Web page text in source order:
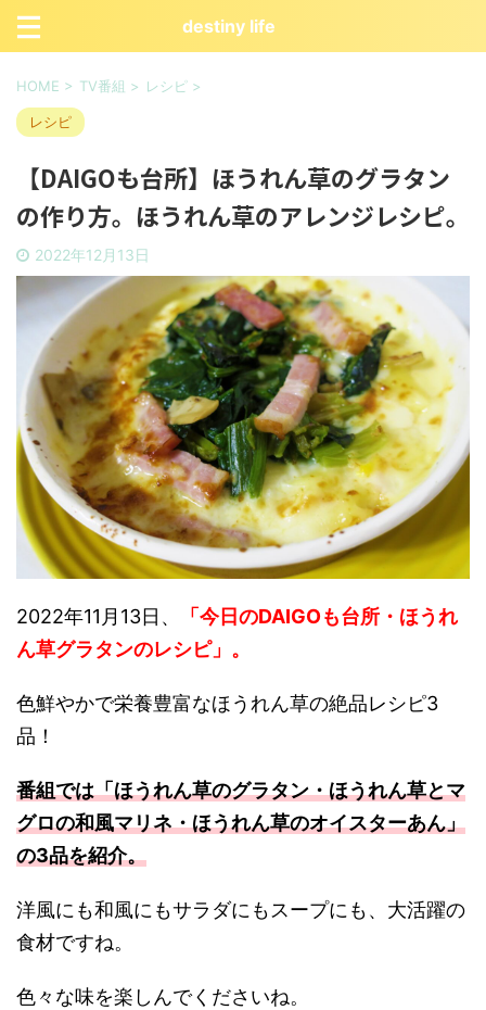
destiny life
HOME > TV番組 > レシピ >
レシピ
【DAIGOも台所】ほうれん草のグラタン
の作り方。ほうれん草のアレンジレシピ。
2022年12月13日
2022年11月13日、
「今日のDAIGOも台所・ほうれ
ん草グラタンのレシピ」 。
色鮮やかで栄養豊富なほうれん草の絶品レシピ3
品！
番組では「ほうれん草のグラタン・ほうれん草とマ
グロの和風マリネ・ほうれん草のオイスターあん」
の3品を紹介。
洋風にも和風にもサラダにもスープにも、大活躍の
食材ですね。
色々な味を楽しんでくださいね。